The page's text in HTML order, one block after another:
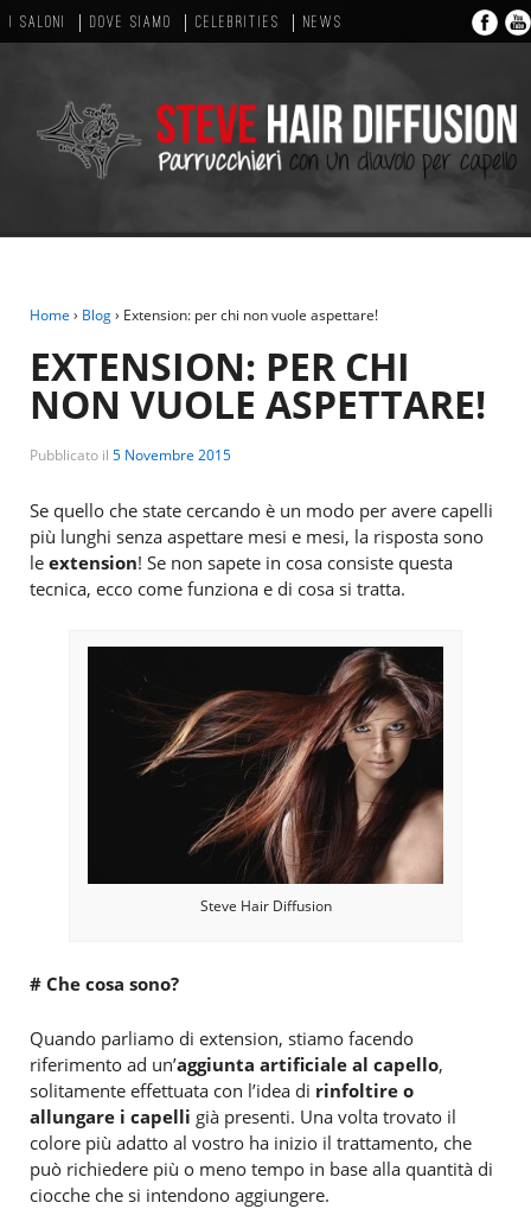
I SALONI DOVE SIAMO CELEBRITIES NEWS
Home › Blog› Extension: per chi non vuole aspettare!
EXTENSION: PER CHI
NON VUOLE ASPETTARE!
Pubblicato il 5 Novembre 2015
Se quello che state cercando è un modo per avere capelli
più lunghi senza aspettare mesi e mesi, la risposta sono
le extension! Se non sapete in cosa consiste questa
tecnica, ecco come funziona e di cosa si tratta.
Steve Hair Diffusion
# Che cosa sono?
Quando parliamo di extension, stiamo facendo
riferimento ad un’aggiunta artificiale al capello,
solitamente effettuata con l’idea di rinfoltire o
allungare i capelli già presenti. Una volta trovato il
colore più adatto al vostro ha inizio il trattamento, che
può richiedere più o meno tempo in base alla quantità di
ciocche che si intendono aggiungere.